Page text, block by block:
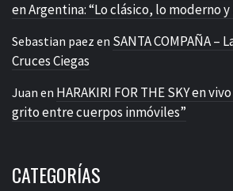
en Argentina: “Lo clásico, lo moderno
Sebastian paez en SANTA COMPAÑA –
Cruces Ciegas
Juan en HARAKIRI FOR THE SKY en
grito entre cuerpos inmóviles”
CATEGORÍAS